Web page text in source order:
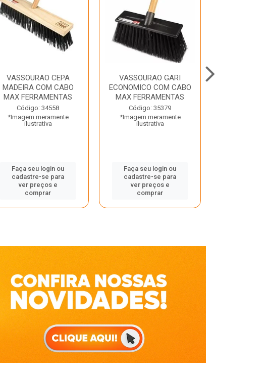
VASSOURAO CEPA
MADEIRA COM CABO
MAX FERRAMENTAS
Código: 34558
*Imagem meramente
ilustrativa
Faça seu login ou
cadastre-se para
ver preços e
comprar
VASSOURAO GARI
ECONOMICO COM CABO
MAX FERRAMENTAS
Código: 35379
*Imagem meramente
ilustrativa
Faça seu login ou
cadastre-se para
ver preços e
comprar